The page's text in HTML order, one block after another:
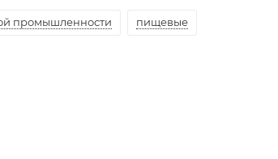
промышленности пищевые